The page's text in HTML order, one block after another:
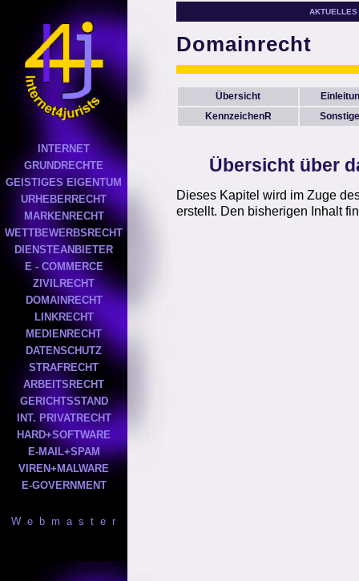
INTERNET
GRUNDRECHTE
GEISTIGES EIGENTUM
URHEBERRECHT
MARKENRECHT
WETTBEWERBSRECHT
DIENSTEANBIETER
E - COMMERCE
ZIVILRECHT
DOMAINRECHT
LINKRECHT
MEDIENRECHT
DATENSCHUTZ
STRAFRECHT
ARBEITSRECHT
GERICHTSSTAND
INT. PRIVATRECHT
HARD+SOFTWARE
E-MAIL+SPAM
VIREN+MALWARE
E-GOVERNMENT
W e b m a s t e r
AKTUELLES
Domainrecht
Übersicht
KennzeichenR
Übersicht über
Dieses Kapitel wird im Zuge
erstellt. Den bisherigen Inhalt